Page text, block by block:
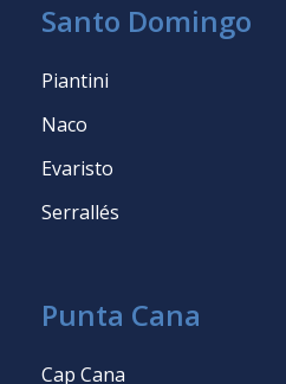
Santo Domingo
Piantini
Naco
Evaristo
Serrallés
Punta Cana
Cap Cana